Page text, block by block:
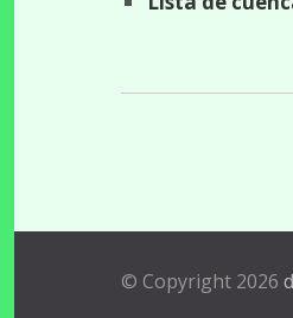
© Copyright 2026